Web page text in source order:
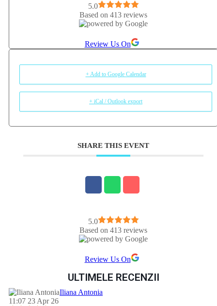
5.0
Based on 413 reviews
Review Us On
+ Add to Google Calendar
+ iCal / Outlook export
SHARE THIS EVENT
5.0
Based on 413 reviews
Review Us On
ULTIMELE RECENZII
Iliana Antonia
11:07 23 Apr 26